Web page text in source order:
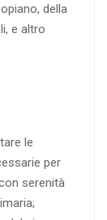
della
e altro
le
per
serenità